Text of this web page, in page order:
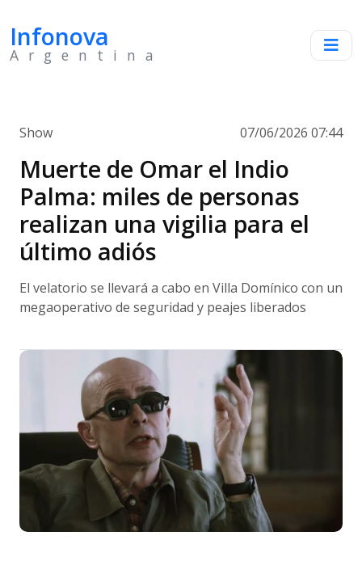
Infonova
Argentina
Show 07/06/2026 07:44
Muerte de Omar el Indio
Palma: miles de personas
realizan una vigilia para el
último adiós
El velatorio se llevará a cabo en Villa Domínico con un
megaoperativo de seguridad y peajes liberados